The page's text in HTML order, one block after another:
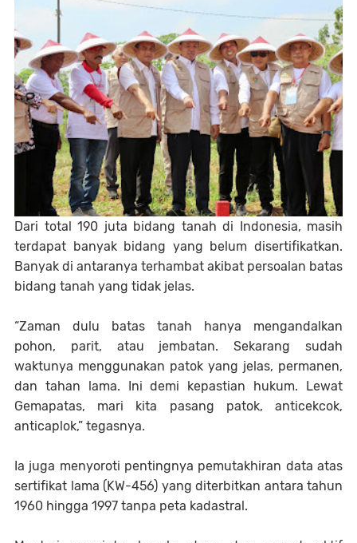
Dari total 190 juta bidang tanah di Indonesia, masih
terdapat banyak bidang yang belum disertifikatkan.
Banyak di antaranya terhambat akibat persoalan batas
bidang tanah yang tidak jelas.
“Zaman dulu batas tanah hanya mengandalkan
pohon, parit, atau jembatan. Sekarang sudah
waktunya menggunakan patok yang jelas, permanen,
dan tahan lama. Ini demi kepastian hukum. Lewat
Gemapatas, mari kita pasang patok, anticekcok,
anticaplok,” tegasnya.
Ia juga menyoroti pentingnya pemutakhiran data atas
sertifikat lama (KW-456) yang diterbitkan antara tahun
1960 hingga 1997 tanpa peta kadastral.